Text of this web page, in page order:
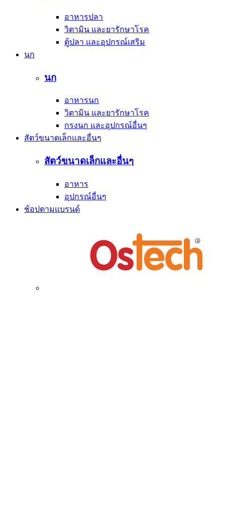
อาหารปลา
วิตามิน และยารักษาโรค
ตู้ปลา และอุปกรณ์เสริม
นก
นก
อาหารนก
วิตามิน และยารักษาโรค
กรงนก และอุปกรณ์อื่นๆ
สัตว์ขนาดเล็กและอื่นๆ
สัตว์ขนาดเล็กและอื่นๆ
อาหาร
อุปกรณ์อื่นๆ
ช้อปตามแบรนด์